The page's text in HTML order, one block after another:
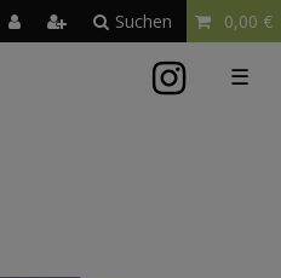
Suchen 0,00 €
☰